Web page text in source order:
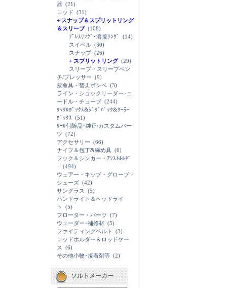
器 (21)
ロッド (31)
+ スナップ＆スプリットリング
＆スリーブ(108)
ﾌﾟﾚｽﾘﾝｸﾞ･溶接ﾘﾝｸﾞ
(14)
スイベル (30)
スナップ(26)
+ スプリットリング(29)
スリーブ・スリーブペン
チ/プレッサー (9)
救命具・替えボンベ (3)
ライン・ショックリーダー･ニ
ードル・チューブ (244)
ﾀｯｸﾙﾎﾞｯｸｽ&ｼﾞｸﾞﾊﾞｯｸ&ｸｰﾗｰ
ﾎﾞｯｸｽ (51)
ﾘｰﾙ付随品･純正/カスタムパー
ツ (72)
アクセサリー (66)
ナイフ＆包丁&締め具 (6)
フック＆シンカー・ｱｼｽﾄﾎﾙﾀﾞ
ｰ (494)
ウェアー・キップ・グローブ・
シューズ (42)
サングラス
(5)
ハンドライト＆ヘッドライ
ト
(5)
フローター・パーツ (7)
ウェーダー･補修材 (5)
ファイティングベルト
(3)
ロッドホルダー＆ロッドケー
ス
(6)
その他小物･接着剤等 (2)
ソルトメーカー